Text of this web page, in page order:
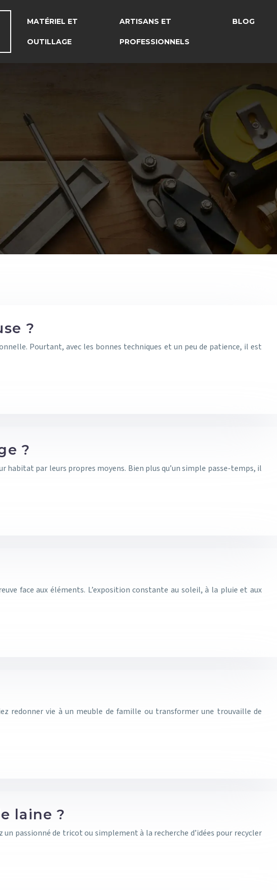
MATÉRIEL ET
OUTILLAGE
ARTISANS ET
PROFESSIONNELS
BLOG
?
Pourtant, avec les bonnes techniques et un peu de patience, il est
?
par leurs propres moyens. Bien plus qu’un simple passe-temps, il
face aux éléments. L’exposition constante au soleil, à la pluie et aux
redonner vie à un meuble de famille ou transformer une trouvaille de
laine ?
passionné de tricot ou simplement à la recherche d’idées pour recycler